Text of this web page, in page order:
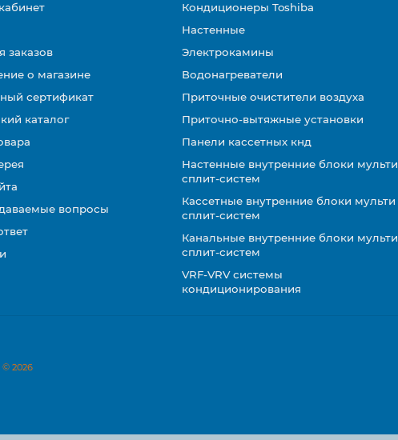
заказов
о магазине
сертификат
каталог
вопросы
Кондиционеры Toshiba
Настенные
Электрокамины
Водонагреватели
Приточные очистители воздуха
Приточно-вытяжные установки
Панели кассетных кнд
Настенные внутренние блоки мульти
сплит-систем
Кассетные внутренние блоки мульти
сплит-систем
Канальные внутренние блоки мульти
сплит-систем
VRF-VRV системы
кондиционирования
2026